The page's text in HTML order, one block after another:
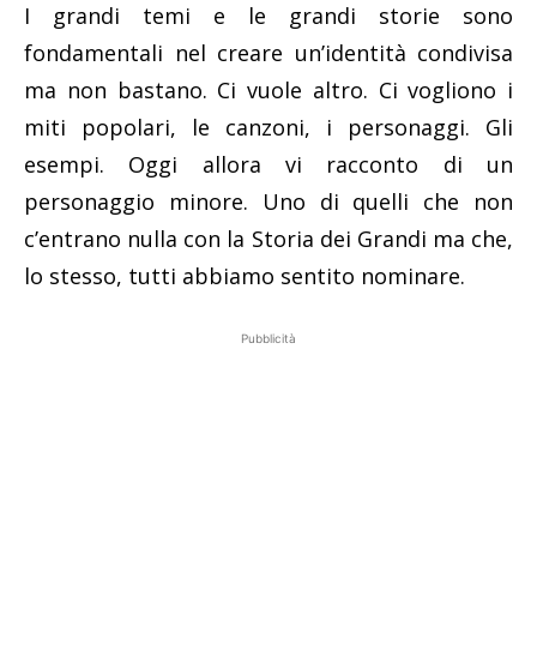
I grandi temi e le grandi storie sono
fondamentali nel creare un’identità condivisa
ma non bastano. Ci vuole altro. Ci vogliono i
miti popolari, le canzoni, i personaggi. Gli
esempi. Oggi allora vi racconto di un
personaggio minore. Uno di quelli che non
c’entrano nulla con la Storia dei Grandi ma che,
lo stesso, tutti abbiamo sentito nominare.
Pubblicità